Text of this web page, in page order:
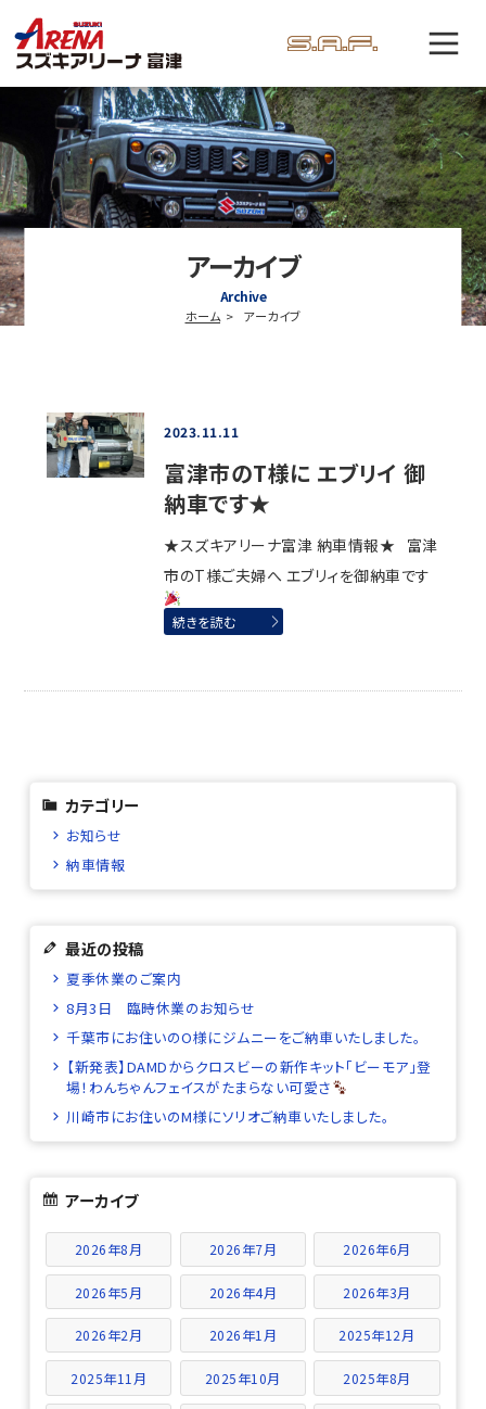
アーカイブ
Archive
ホーム アーカイブ
2023.11.11
富津市のT様に エブリイ 御
納車です★
★スズキアリーナ富津 納車情報★ 富津
市のT様ご夫婦へ エブリィを御納車です
続きを読む
カテゴリー
お知らせ
納車情報
最近の投稿
夏季休業のご案内
8月3日 臨時休業のお知らせ
千葉市にお住いのO様にジムニーをご納車いたしました。
【新発表】DAMDからクロスビーの新作キット「ビーモア」登
場！わんちゃんフェイスがたまらない可愛さ
川崎市にお住いのM様にソリオご納車いたしました。
アーカイブ
2026年8月 2026年7月 2026年6月
2026年5月 2026年4月 2026年3月
2026年2月 2026年1月 2025年12月
2025年11月 2025年10月 2025年8月